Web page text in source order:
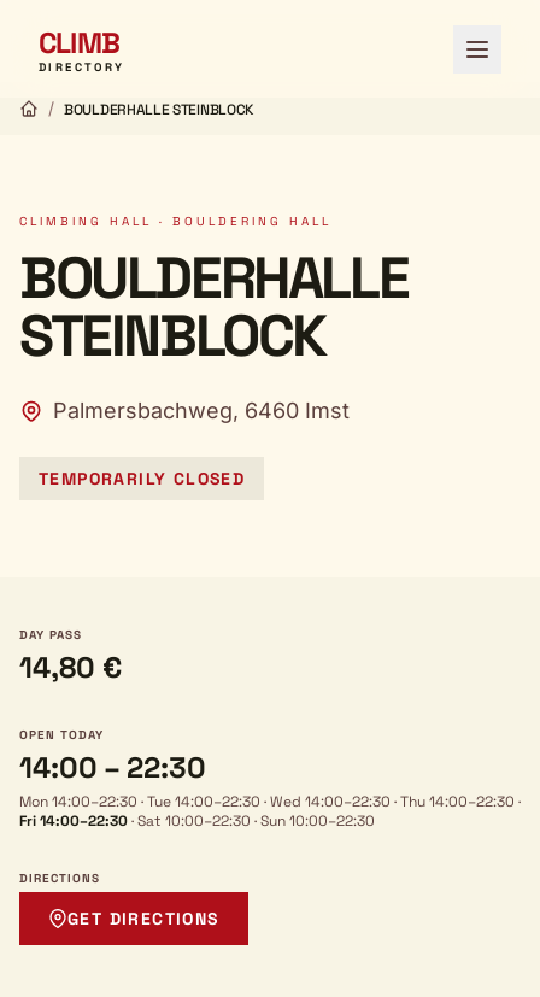
CLIMB
DIRECTORY Open
/ BOULDERHALLE STEINBLOCK
CLIMBING HALL · BOULDERING HALL
BOULDERHALLE
STEINBLOCK
Palmersbachweg, 6460 Imst
TEMPORARILY CLOSED
DAY PASS
14,80 €
OPEN TODAY
14:00 – 22:30
Mon 14:00–22:30 ·Tue 14:00–22:30 ·Wed 14:00–22:30 ·Thu 14:00–22:30 ·
Fri 14:00–22:30·Sat 10:00–22:30 ·Sun 10:00–22:30
DIRECTIONS
GET DIRECTIONS